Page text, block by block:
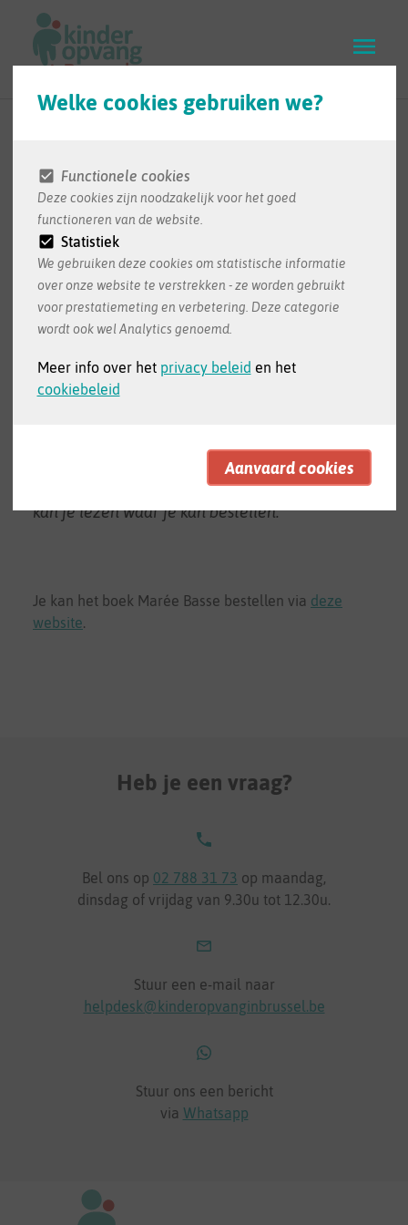
Welke cookies gebruiken we?
Functionele cookies
Deze cookies zijn noodzakelijk voor het goed
functioneren van de website.
Statistiek
We gebruiken deze cookies om statistische informatie
over onze website te verstrekken - ze worden gebruikt
voor prestatiemeting en verbetering. Deze categorie
wordt ook wel Analytics genoemd.
Meer info over het privacy beleid en het
cookiebeleid
benefietboek voor
de
Kinderopvangzaak!
Op 30 april werden de discriminerende
door het Grondwettelijk Hof. Nu, zo'n
rechtszaak kost véél geld. Het Benefietboek
Kinderopvangzaak. Doe jezelf of iemand
anders een pracht van een boek cadeau. Hier
kan je lezen waar je kan bestellen.
Je kan het boek Marée Basse bestellen via deze
website.
Heb je een vraag?
Bel ons op 02 788 31 73 op maandag,
dinsdag of vrijdag van 9.30u tot 12.30u.
Stuur een e-mail naar
helpdesk@kinderopvanginbrussel.be
Stuur ons een bericht
via Whatsapp